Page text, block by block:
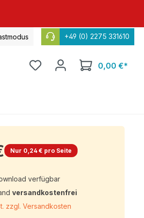
+49 (0) 2275 331610
0,00 €*
Nur 0,24 € pro Seite
verfügbar
versandkostenfrei
zzgl. Versandkosten